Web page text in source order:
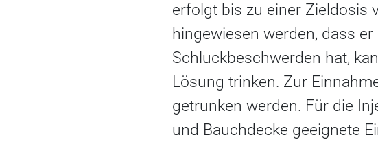
erfolgt bis zu einer Zieldosis
hingewiesen werden, dass
Schluckbeschwerden hat,
Lösung trinken. Zur
getrunken werden. Für die
und Bauchdecke geeignete